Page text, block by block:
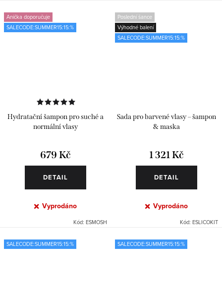
Anička doporučuje
SALECODE:SUMMER15:15:%
Hydratační šampon pro suché a
normální vlasy
679 Kč
DETAIL
Vyprodáno
Kód: ESMOSH
Poslední šance
Výhodné balení
SALECODE:SUMMER15:15:%
Sada pro barvené vlasy – šampon
& maska
1 321 Kč
DETAIL
Vyprodáno
Kód: ESLICOKIT
SALECODE:SUMMER15:15:% SALECODE:SUMMER15:15:%